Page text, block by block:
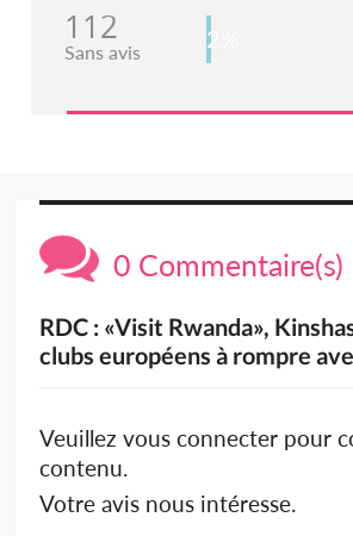
112
Sans avis 2%
0 Commentaire(s)
RDC : «Visit Rwanda»,
clubs européens à rompre
Veuillez vous connecter pour
contenu.
Votre avis nous intéresse.